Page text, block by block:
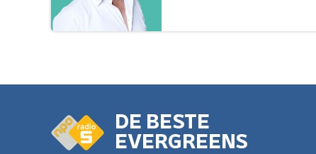
DE BESTE
EVERGREENS